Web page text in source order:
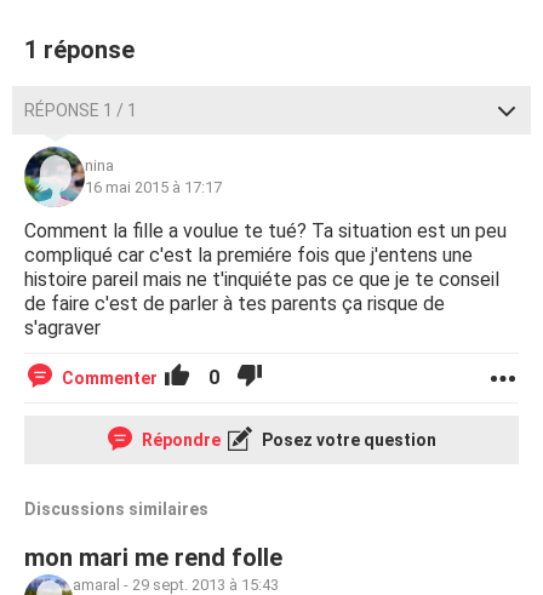
1 réponse
RÉPONSE 1 / 1
nina
16 mai 2015 à 17:17
Comment la fille a voulue te tué? Ta situation est un peu
compliqué car c'est la premiére fois que j'entens une
histoire pareil mais ne t'inquiéte pas ce que je te conseil
de faire c'est de parler à tes parents ça risque de
s'agraver
Commenter 0
Répondre Posez votre question
Discussions similaires
mon mari me rend folle
amaral - 29 sept. 2013 à 15:43